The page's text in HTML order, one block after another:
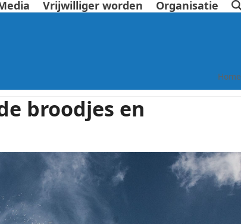
Vrijwilliger worden Organisatie
Home
broodjes en